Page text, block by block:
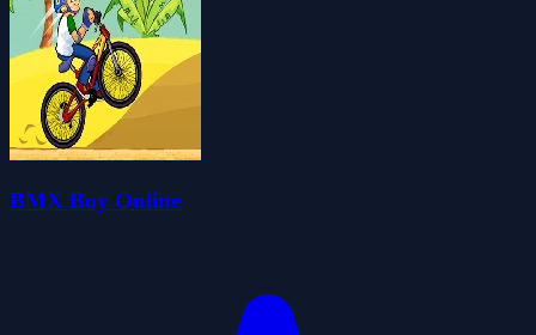
BMX Boy Online